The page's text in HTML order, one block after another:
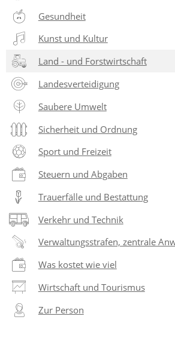
Gesundheit
Kunst und Kultur
Land - und Forstwirtschaft
Landesverteidigung
Saubere Umwelt
Sicherheit und Ordnung
Sport und Freizeit
Steuern und Abgaben
Trauerfälle und Bestattung
Verkehr und Technik
Verwaltungsstrafen, zentrale
Was kostet wie viel
Wirtschaft und Tourismus
Zur Person